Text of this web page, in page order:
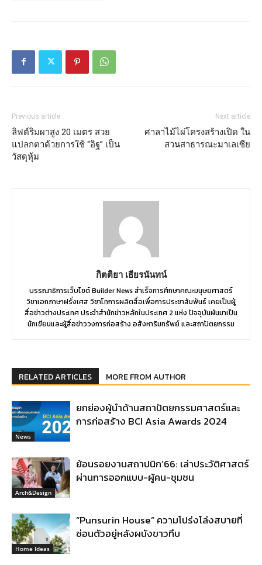
Previous article
ลิฟต์ริมผาสูง 20 เมตร สวย
แปลกตาด้วยการใช้ “อิฐ” เป็น
วัสดุหุ้ม
Next article
ศาลาไม้ไผ่โครงสร้างเปิด ใน
สวนสาธารณะมาเลเซีย
กิตติยา เธียรนันทน์
บรรณาธิการเว็บไซต์ Builder News สำเร็จการศึกษาคณะมนุษยศาสตร์
วิชาเอกภาษาฝรั่งเศส วิชาโทการผลิตสื่อเพื่อการประชาสัมพันธ์ เคยเป็นผู้
สื่อข่าวต่างประเทศ ประจำสำนักข่าวหลักในประเทศ 2 แห่ง ปัจจุบันผันมาเป็น
นักเขียนและผู้สื่อข่าววงการก่อสร้าง อสังหาริมทรัพย์ และสถาปัตยกรรม
RELATED ARTICLES MORE FROM AUTHOR
News
ยกย่องผู้นำด้านสถาปัตยกรรมศาสตร์และ
การก่อสร้าง BCI Asia Awards 2024
Arch&Design
ย้อนรอยงานสถาปนิก’66: เล่าประวัติศาสตร์
ผ่านการออกแบบ-ผู้คน-ชุมชน
Home Ideas
“Punsurin House” ความโปร่งโล่งสบายที่
ซ่อนตัวอยู่หลังผนังขาวทึบ